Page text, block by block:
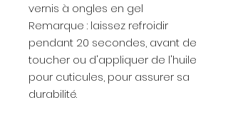
vernis à ongles en gel
Remarque : laissez refroidir
pendant 20 secondes, avant de
toucher ou d'appliquer de l'huile
pour cuticules, pour assurer sa
durabilité.